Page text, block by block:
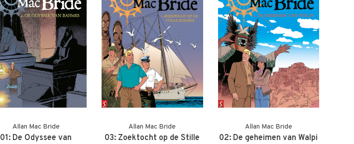
Allan Mac Bride
01: De Odyssee van
Allan Mac Bride
03: Zoektocht op de Stille
Allan Mac Bride
02: De geheimen van Walpi